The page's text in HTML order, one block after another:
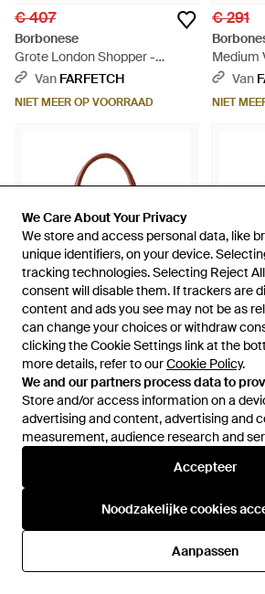
We Care About Your Privacy
We store and access personal data, like
unique identifiers, on your device.
tracking technologies. Selecting Reject
consent will disable them. If trackers are
content and ads you see may not be as
can change your choices or withdraw
clicking the Cookie Settings link at the
more details, refer to ourCookie Policy.
We and our partners process data to
Store and/or access information on a
advertising and content, advertising and
measurement, audience research and
Accepteer
Noodzakelijke cookies
Aanpassen
We Care About Your Privacy
We store and access personal data, like
unique identifiers, on your device.
tracking technologies. Selecting Reject
consent will disable them. If trackers are
content and ads you see may not be as
can change your choices or withdraw
clicking the Cookie Settings link at the
more details, refer to ourCookie Policy.
We and our partners process data to
Store and/or access information on a
advertising and content, advertising and
measurement, audience research and
Accepteer
Noodzakelijke cookies
Aanpassen
€ 407
Borbonese
Grote London Shopper -
Naturel
Van FARFETCH
NIET MEER OP VOORRAAD
€ 291
Medium
BruinVan
NIET
€ 219
Borbonese
Nest Mini-Shopper - Bruin
Van FARFETCH
NIET MEER OP VOORRAAD
€
Tassen
Bauletto
Van
NIET